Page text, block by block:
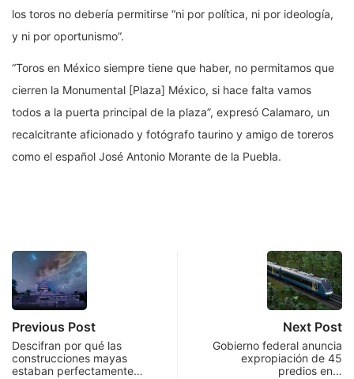
los toros no debería permitirse “ni por política, ni por ideología,
y ni por oportunismo”.
“Toros en México siempre tiene que haber, no permitamos que
cierren la Monumental [Plaza] México, si hace falta vamos
todos a la puerta principal de la plaza”, expresó Calamaro, un
recalcitrante aficionado y fotógrafo taurino y amigo de toreros
como el español José Antonio Morante de la Puebla.
Previous Post
Descifran por qué las
construcciones mayas
estaban perfectamente…
Next Post
Gobierno federal anuncia
expropiación de 45
predios en…